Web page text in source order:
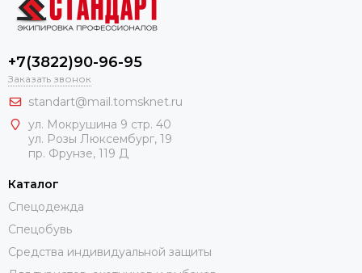
+7(3822)90-96-95
Заказать звонок
standart@mail.tomsknet.ru
ул. Мокрушина 9 стр. 40
ул. Розы Люксембург, 19
пр. Фрунзе, 119 Д
Каталог
Спецодежда
Спецобувь
Средства индивидуальной защиты